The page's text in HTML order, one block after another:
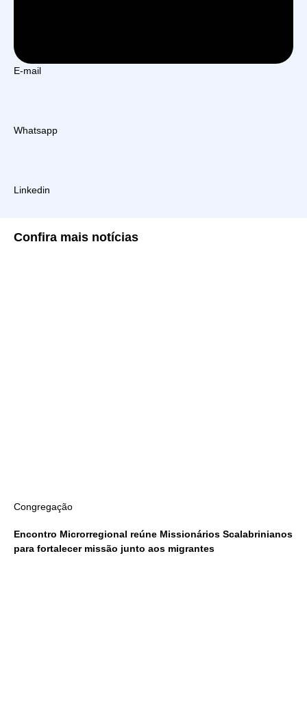
E-mail
Whatsapp
Linkedin
Confira mais notícias
Congregação
Encontro Microrregional reúne Missionários Scalabrinianos
para fortalecer missão junto aos migrantes